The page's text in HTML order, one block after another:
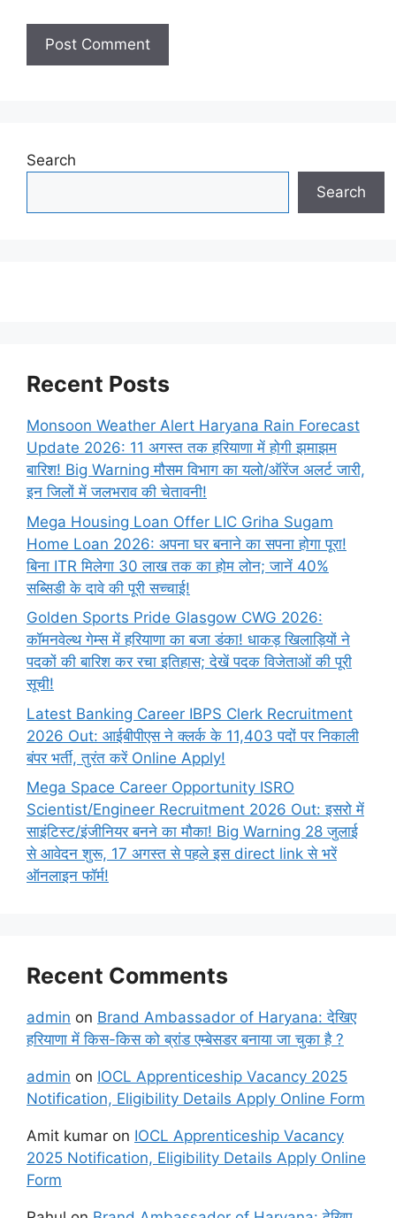
Search
Search
Recent Posts
Monsoon Weather Alert Haryana Rain Forecast
Update 2026: 11 अगस्त तक हरियाणा में होगी झमाझम
बारिश! Big Warning मौसम विभाग का यलो/ऑरेंज अलर्ट जारी,
इन जिलों में जलभराव की चेतावनी!
Mega Housing Loan Offer LIC Griha Sugam
Home Loan 2026: अपना घर बनाने का सपना होगा पूरा!
बिना ITR मिलेगा 30 लाख तक का होम लोन; जानें 40%
सब्सिडी के दावे की पूरी सच्चाई!
Golden Sports Pride Glasgow CWG 2026:
कॉमनवेल्थ गेम्स में हरियाणा का बजा डंका! धाकड़ खिलाड़ियों ने
पदकों की बारिश कर रचा इतिहास; देखें पदक विजेताओं की पूरी
सूची!
Latest Banking Career IBPS Clerk Recruitment
2026 Out: आईबीपीएस ने क्लर्क के 11,403 पदों पर निकाली
बंपर भर्ती, तुरंत करें Online Apply!
Mega Space Career Opportunity ISRO
Scientist/Engineer Recruitment 2026 Out: इसरो में
साइंटिस्ट/इंजीनियर बनने का मौका! Big Warning 28 जुलाई
से आवेदन शुरू, 17 अगस्त से पहले इस direct link से भरें
ऑनलाइन फॉर्म!
Recent Comments
admin on Brand Ambassador of Haryana: देखिए
हरियाणा में किस-किस को ब्रांड एम्बेसडर बनाया जा चुका है ?
admin on IOCL Apprenticeship Vacancy 2025
Notification, Eligibility Details Apply Online Form
Amit kumar on IOCL Apprenticeship Vacancy
2025 Notification, Eligibility Details Apply Online
Form